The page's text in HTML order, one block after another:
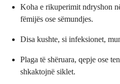
Koha e rikuperimit ndryshon
fëmijës ose sëmundjes.
Disa kushte, si infeksionet,
Plaga të shëruara, qepje ose
shkaktojnë siklet.